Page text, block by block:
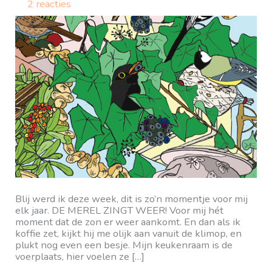
2 reacties
Blij werd ik deze week, dit is zo’n momentje voor mij
elk jaar. DE MEREL ZINGT WEER! Voor mij hét
moment dat de zon er weer aankomt. En dan als ik
koffie zet, kijkt hij me olijk aan vanuit de klimop, en
plukt nog even een besje. Mijn keukenraam is de
voerplaats, hier voelen ze […]